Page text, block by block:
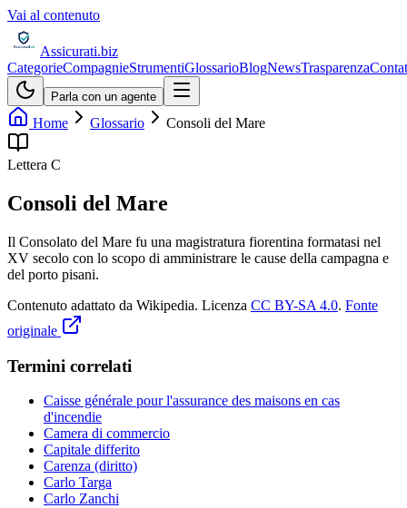
Vai al contenuto
Assicurati.biz
CategorieCompagnieStrumentiGlossarioBlogNewsTrasparenza
Parla con un agente
Home Glossario Consoli del Mare
Lettera C
Consoli del Mare
Il Consolato del Mare fu una magistratura fiorentina formatasi nel
XV secolo con lo scopo di amministrare le cause della campagna e
del porto pisani.
Contenuto adattato da Wikipedia. Licenza CC BY-SA 4.0. Fonte
originale
Termini correlati
Caisse générale pour l'assurance des maisons en cas
d'incendie
Camera di commercio
Capitale differito
Carenza (diritto)
Carlo Targa
Carlo Zanchi